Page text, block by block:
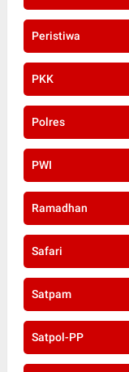
Peristiwa
PKK
Polres
PWI
Ramadhan
Safari
Satpam
Satpol-PP